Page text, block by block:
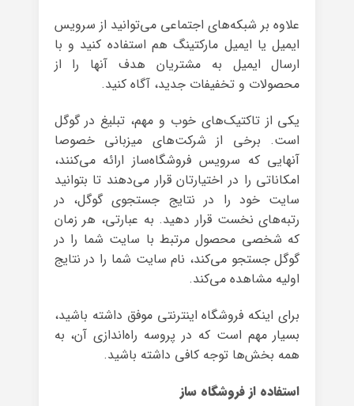
علاوه بر شبکه‌های اجتماعی می‌توانید از سرویس
ایمیل یا ایمیل مارکتینگ هم استفاده کنید و با
ارسال ایمیل به مشتریان هدف آنها را از
محصولات و تخفیفات جدید، آگاه کنید.
یکی از تاکتیک‌های خوب و مهم، تبلیغ در گوگل
است. برخی از شرکت‌های میزبانی خصوصا
آنهایی که سرویس فروشگاه‌ساز ارائه می‌کنند،
امکاناتی را در اختیارتان قرار می‌دهند تا بتوانید
سایت خود را در نتایج جستجوی گوگل، در
رتبه‌های نخست قرار دهید. به عبارتی، هر زمان
که شخصی محصول مرتبط با سایت شما را در
گوگل جستجو می‌کند، نام سایت شما را در نتایج
اولیه مشاهده می‌کند.
برای اینکه فروشگاه اینترنتی موفق داشته باشید،
بسیار مهم است که در پروسه راه‌اندازی آن، به
همه بخش‌ها توجه کافی داشته باشید.
استفاده از فروشگاه ساز